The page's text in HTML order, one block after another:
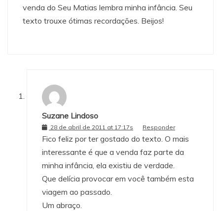
venda do Seu Matias lembra minha infância. Seu
texto trouxe ótimas recordações. Beijos!
Suzane Lindoso
28 de abril de 2011 at 17:17s Responder
Fico feliz por ter gostado do texto. O mais
interessante é que a venda faz parte da
minha infância, ela existiu de verdade.
Que delícia provocar em você também esta
viagem ao passado.
Um abraço.